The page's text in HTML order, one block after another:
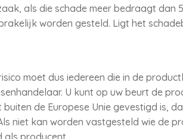
als die schade meer bedraagt dan
worden gesteld. Ligt het
moet dus iedereen die in de
U kunt op uw beurt de
buiten de Europese Unie gevestigd is,
niet kan worden vastgesteld wie de
als producent.